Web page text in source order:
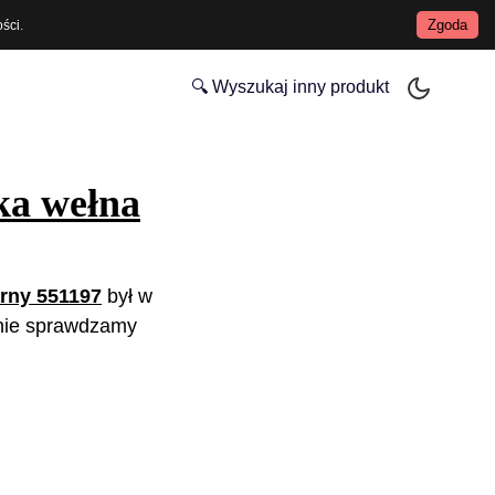
Zgoda
🔍 Wyszukaj inny produkt
wełna
551197 był w
sprawdzamy